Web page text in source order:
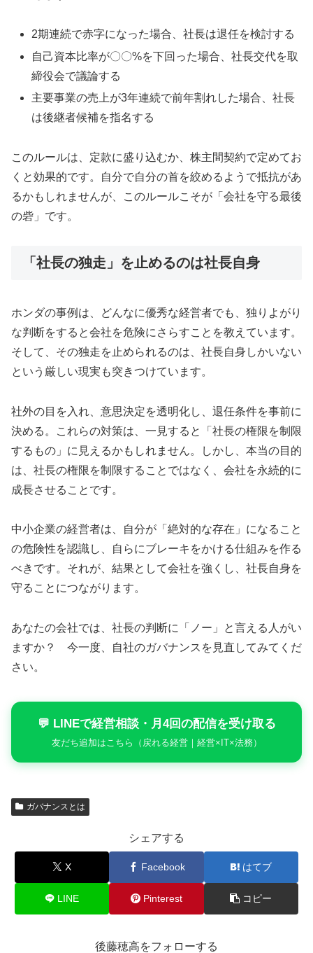
2期連続で赤字になった場合、社長は退任を検討する
自己資本比率が〇〇%を下回った場合、社長交代を取
締役会で議論する
主要事業の売上が3年連続で前年割れした場合、社長
は後継者候補を指名する
このルールは、定款に盛り込むか、株主間契約で定めてお
くと効果的です。自分で自分の首を絞めるようで抵抗があ
るかもしれませんが、このルールこそが「会社を守る最後
の砦」です。
「社長の独走」を止めるのは社長自身
ホンダの事例は、どんなに優秀な経営者でも、独りよがり
な判断をすると会社を危険にさらすことを教えています。
そして、その独走を止められるのは、社長自身しかいない
という厳しい現実も突きつけています。
社外の目を入れ、意思決定を透明化し、退任条件を事前に
決める。これらの対策は、一見すると「社長の権限を制限
するもの」に見えるかもしれません。しかし、本当の目的
は、社長の権限を制限することではなく、会社を永続的に
成長させることです。
中小企業の経営者は、自分が「絶対的な存在」になること
の危険性を認識し、自らにブレーキをかける仕組みを作る
べきです。それが、結果として会社を強くし、社長自身を
守ることにつながります。
あなたの会社では、社長の判断に「ノー」と言える人がい
ますか？ 今一度、自社のガバナンスを見直してみてくだ
さい。
💬 LINEで経営相談・月4回の配信を受け取る
友だち追加はこちら（戻れる経営｜経営×IT×法務）
ガバナンスとは
シェアする
X Facebook はてブ
LINE Pinterest コピー
後藤穂高をフォローする